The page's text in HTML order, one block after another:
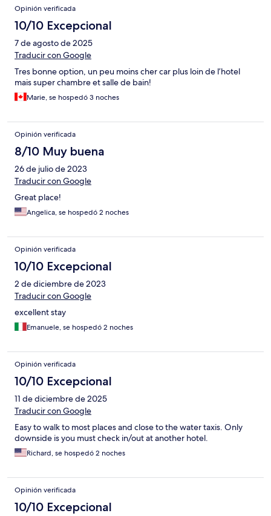
Opinión verificada
10/10 Excepcional
7 de agosto de 2025
Traducir con Google
Tres bonne option, un peu moins cher car plus loin de l’hotel
mais super chambre et salle de bain!
Marie, se hospedó 3 noches
Opinión verificada
8/10 Muy buena
26 de julio de 2023
Traducir con Google
Great place!
Angelica, se hospedó 2 noches
Opinión verificada
10/10 Excepcional
2 de diciembre de 2023
Traducir con Google
excellent stay
Emanuele, se hospedó 2 noches
Opinión verificada
10/10 Excepcional
11 de diciembre de 2025
Traducir con Google
Easy to walk to most places and close to the water taxis. Only
downside is you must check in/out at another hotel.
Richard, se hospedó 2 noches
Opinión verificada
10/10 Excepcional